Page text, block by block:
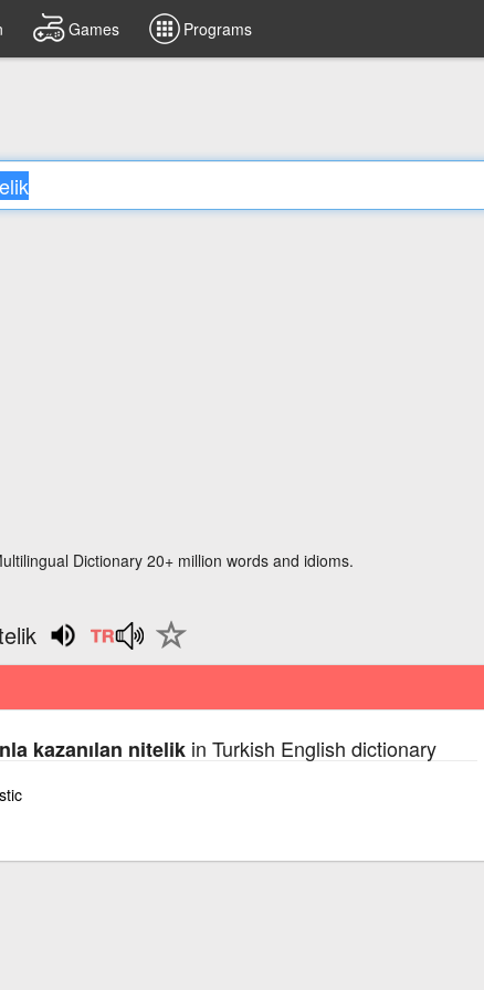
Games Programs
Dictionary 20+ million words and idioms.
kazanılan nitelikin Turkish English dictionary